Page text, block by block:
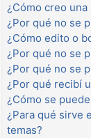
¿Cómo creo una
¿Por qué no se
¿Cómo edito o
¿Por qué no se
¿Por qué no se
¿Por qué recibí
¿Cómo se
¿Para qué sirve
temas?